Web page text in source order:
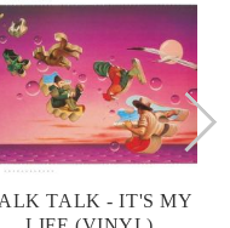
TALK - IT'S MY